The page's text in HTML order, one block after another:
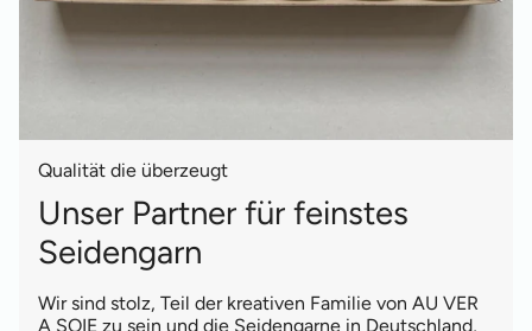
Qualität die überzeugt
Unser Partner für feinstes
Seidengarn
Wir sind stolz, Teil der kreativen Familie von AU VER
A SOIE zu sein und die Seidengarne in Deutschland,